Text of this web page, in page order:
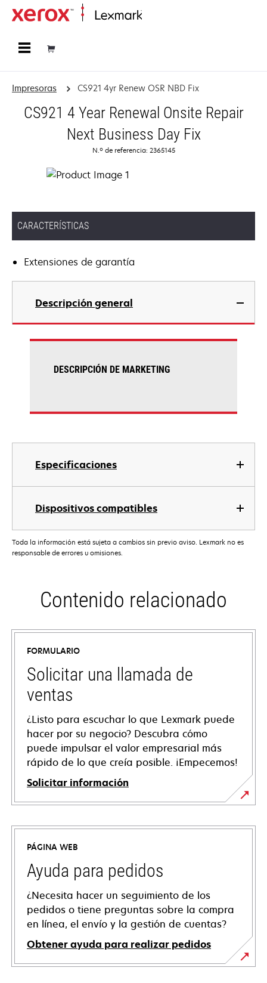
Impresoras CS921 4yr Renew OSR NBD Fix
CS921 4 Year Renewal Onsite Repair
Next Business Day Fix
N.º de referencia: 2365145
CARACTERÍSTICAS
Extensiones de garantía
Descripción general
Especificaciones
Dispositivos compatibles
DESCRIPCIÓN DE MARKETING
Toda la información está sujeta a cambios sin previo aviso. Lexmark no es
responsable de errores u omisiones.
Contenido relacionado
FORMULARIO
Solicitar una llamada de
ventas
¿Listo para escuchar lo que Lexmark puede
hacer por su negocio? Descubra cómo
puede impulsar el valor empresarial más
rápido de lo que creía posible. ¡Empecemos!
Solicitar información
PÁGINA WEB
Ayuda para pedidos
¿Necesita hacer un seguimiento de los
pedidos o tiene preguntas sobre la compra
en línea, el envío y la gestión de cuentas?
Obtener ayuda para realizar pedidos